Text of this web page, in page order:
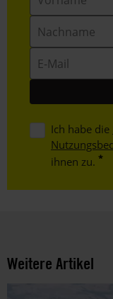
Mail
Ich habe die
ihnen zu.
Weitere Artikel